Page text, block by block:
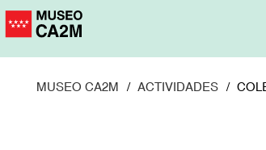
Pasar
MUSEO CA2M ACTIVIDADES